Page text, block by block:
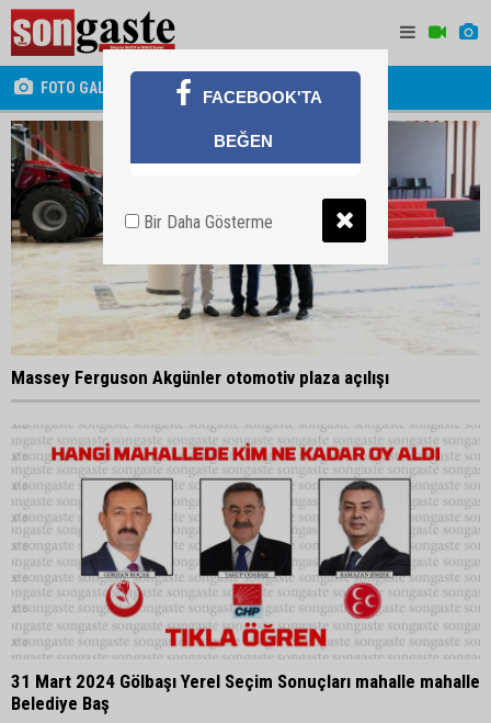
FOTO GALERİ
Massey Ferguson Akgünler otomotiv plaza açılışı
31 Mart 2024 Gölbaşı Yerel Seçim Sonuçları mahalle mahalle
Belediye Baş
FACEBOOK'TA
BEĞEN
Bir Daha Gösterme